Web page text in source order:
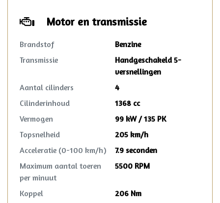
Motor en transmissie
Brandstof
Benzine
Transmissie
Handgeschakeld 5-
versnellingen
Aantal cilinders
4
Cilinderinhoud
1368 cc
Vermogen
99 kW / 135 PK
Topsnelheid
205 km/h
Acceleratie (0-100 km/h)
7.9 seconden
Maximum aantal toeren
per minuut
5500 RPM
Koppel
206 Nm